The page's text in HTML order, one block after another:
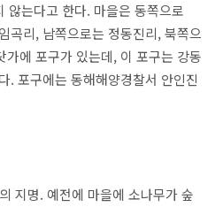
않는다고 한다. 마을은 동쪽으로
곡리, 남쪽으로는 정동진리, 북쪽으
에 포구가 있는데, 이 포구는 강동
. 포구에는 동해해양경찰서 안인진
지명. 예전에 마을에 소나무가 숲